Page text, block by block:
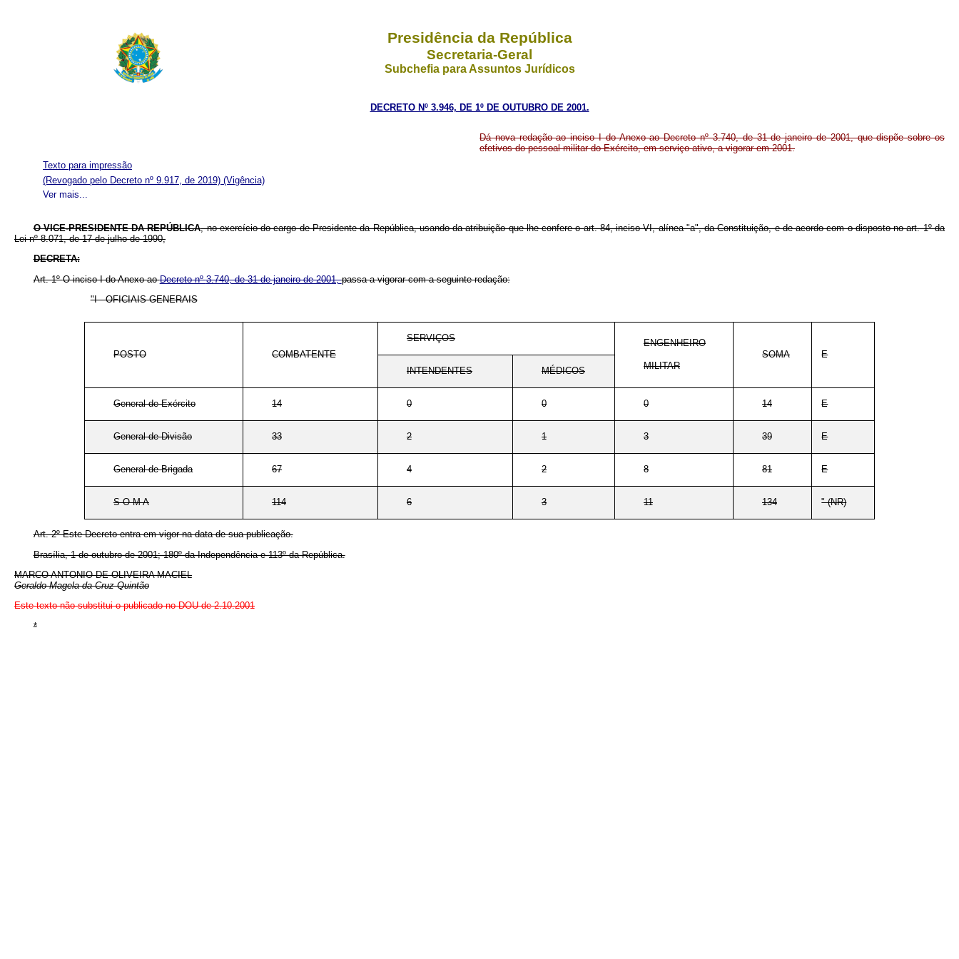
Presidência da República
Secretaria-Geral
Subchefia para Assuntos Jurídicos
DECRETO Nº 3.946, DE 1º DE OUTUBRO DE 2001.
Dá nova redação ao inciso I do Anexo ao Decreto nº 3.740, de 31 de janeiro de 2001, que dispõe sobre os
efetivos do pessoal militar do Exército, em serviço ativo, a vigorar em 2001.
Texto para impressão
Ver mais...
(Revogado pelo Decreto nº 9.917, de 2019) (Vigência)
O VICE-PRESIDENTE DA REPÚBLICA, no exercício do cargo de Presidente da República, usando da atribuição que lhe confere o art. 84, inciso VI, alínea "a", da Constituição, e de acordo com o disposto no art. 1ºda
Lei nº8.071, de 17 de julho de 1990,
DECRETA:
Art. 1ºO inciso I do Anexo aoDecreto nº3.740, de 31 de janeiro de 2001,passa a vigorar com a seguinte redação:
"I - OFICIAIS-GENERAIS
POSTO COMBATENTE
SERVIÇOS ENGENHEIRO
MILITAR
SOMA
E
INTENDENTES
MÉDICOS
General-de-Exército 14 0 0 0 14 E
General-de-Divisão 33 2 1 3 39 E
General-de-Brigada 67 4 2 8 81 E
S O M A 114 6 3 11 134 " (NR)
Art. 2º Este Decreto entra em vigor na data de sua publicação.
Brasília, 1 de outubro de 2001; 180º da Independência e 113º da República.
MARCO ANTONIO DE OLIVEIRA MACIEL
Geraldo Magela da Cruz Quintão
Este texto não substitui o publicado no DOU de 2.10.2001
*